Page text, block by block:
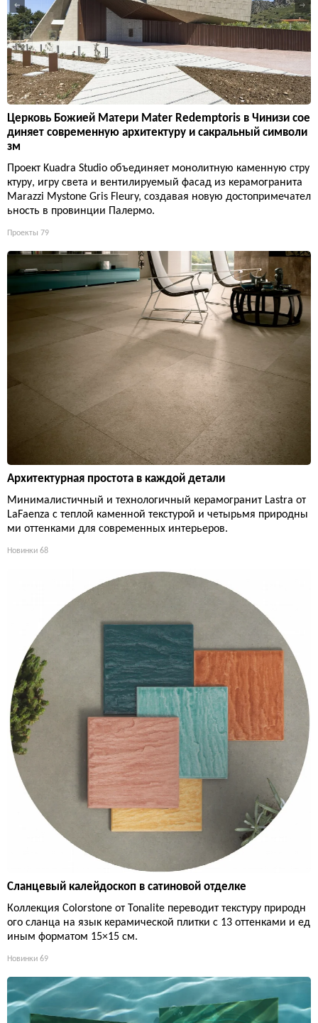
Церковь Божией Матери Mater Redemptoris в Чинизи сое
диняет современную архитектуру и сакральный символи
зм
Проект Kuadra Studio объединяет монолитную каменную стру
ктуру, игру света и вентилируемый фасад из керамогранита
Marazzi Mystone Gris Fleury, создавая новую достопримечател
ьность в провинции Палермо.
Проекты 79
Архитектурная простота в каждой детали
Минималистичный и технологичный керамогранит Lastra от
LaFaenza с теплой каменной текстурой и четырьмя природны
ми оттенками для современных интерьеров.
Новинки 68
Сланцевый калейдоскоп в сатиновой отделке
Коллекция Colorstone от Tonalite переводит текстуру природн
ого сланца на язык керамической плитки с 13 оттенками и ед
иным форматом 15×15 см.
Новинки 69